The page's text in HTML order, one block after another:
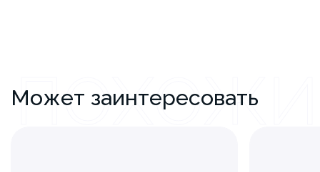
Может заинтересовать